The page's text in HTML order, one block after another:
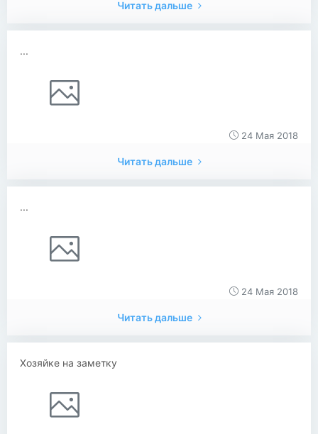
Читать дальше
...
24 Мая 2018
Читать дальше
...
24 Мая 2018
Читать дальше
Хозяйке на заметку